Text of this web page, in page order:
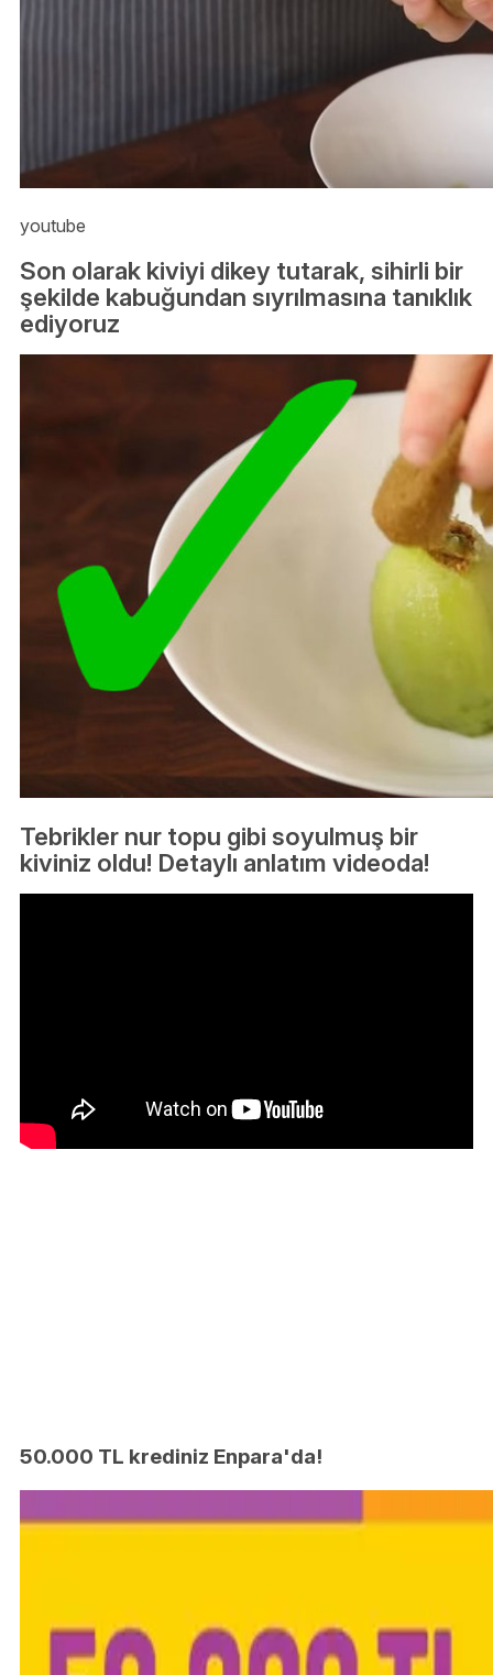
youtube
Son olarak kiviyi dikey tutarak, sihirli bir
şekilde kabuğundan sıyrılmasına tanıklık
ediyoruz
Tebrikler nur topu gibi soyulmuş bir
kiviniz oldu! Detaylı anlatım videoda!
50.000 TL krediniz Enpara'da!